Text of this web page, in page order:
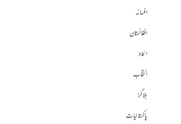
افسانہ
افغانستان
الحاد
انتخاب
بلاگز
پاکستانیات